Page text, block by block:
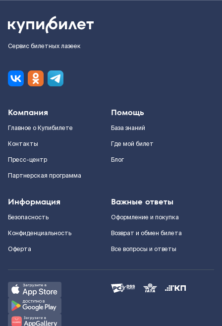
Сервис билетных лазеек
Компания
Главное о Купибилете
Контакты
Пресс-центр
Партнерская программа
Помощь
База знаний
Где мой билет
Блог
Информация
Безопасность
Конфиденциальность
Оферта
Важные ответы
Оформление и покупка
Возврат и обмен билета
Все вопросы и ответы